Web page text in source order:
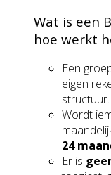
Wat is een
hoe werkt
Een
eigen
structuur.
Wordt
24
Er is